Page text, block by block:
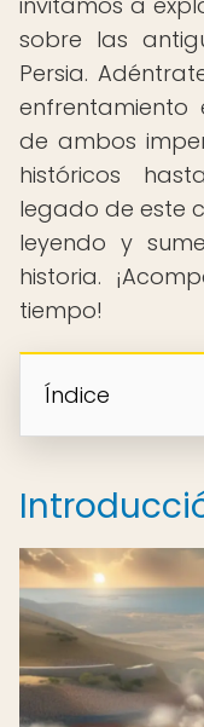
sobre las
Persia.
de ambos
históricos
legado de este
leyendo y
historia.
tiempo!
Índice